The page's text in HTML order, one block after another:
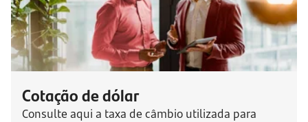
Cotação de dólar
Consulte aqui a taxa de câmbio utilizada para